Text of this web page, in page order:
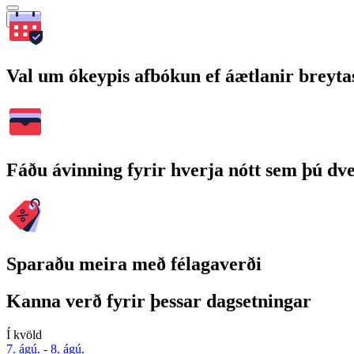
Leita
Val um ókeypis afbókun ef áætlanir
Fáðu ávinning fyrir hverja nótt sem þú
Sparaðu meira með félagaverði
Kanna verð fyrir þessar dagsetningar
Í kvöld
7. ágú. - 8. ágú.